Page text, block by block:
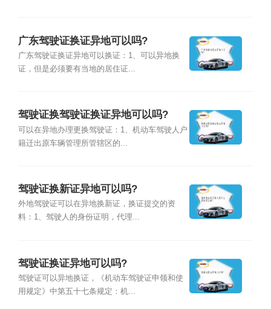
广东驾驶证换证异地可以吗?
广东驾驶证换证异地可以换证：1、可以异地换
证，但是必须要有当地的居住证...
驾驶证换驾驶证换证异地可以吗?
可以在异地办理更换驾驶证：1、机动车驾驶人户
籍迁出原车辆管理所管辖区的...
驾驶证换新证异地可以吗?
外地驾驶证可以在异地换新证，换证提交的资
料：1、驾驶人的身份证明，代理...
驾驶证换证异地可以吗?
驾驶证可以异地换证，《机动车驾驶证申领和使
用规定》中第五十七条规定：机...